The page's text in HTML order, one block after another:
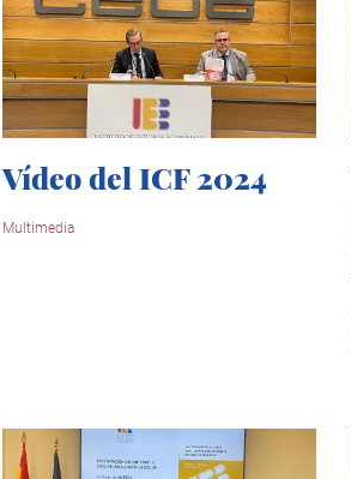
Vídeo del ICF 2024
Multimedia